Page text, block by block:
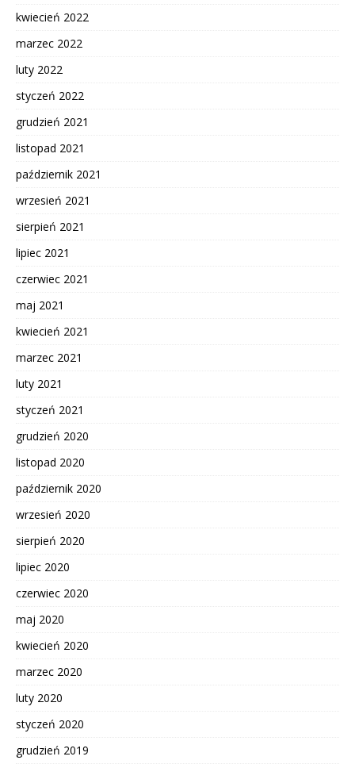
kwiecień 2022
marzec 2022
luty 2022
styczeń 2022
grudzień 2021
listopad 2021
październik 2021
wrzesień 2021
sierpień 2021
lipiec 2021
czerwiec 2021
maj 2021
kwiecień 2021
marzec 2021
luty 2021
styczeń 2021
grudzień 2020
listopad 2020
październik 2020
wrzesień 2020
sierpień 2020
lipiec 2020
czerwiec 2020
maj 2020
kwiecień 2020
marzec 2020
luty 2020
styczeń 2020
grudzień 2019